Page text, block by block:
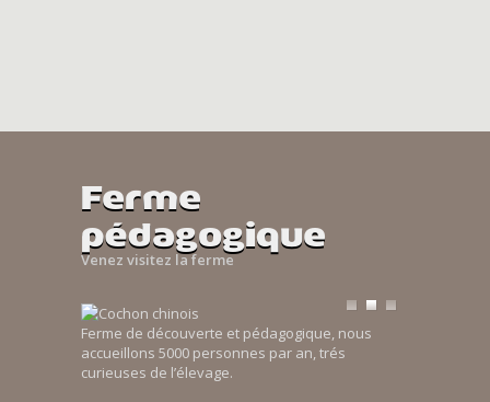
Ferme
pédagogique
Venez visitez la ferme
Ferme de découverte et pédagogique, nous
accueillons 5000 personnes par an, trés
curieuses de l’élevage.